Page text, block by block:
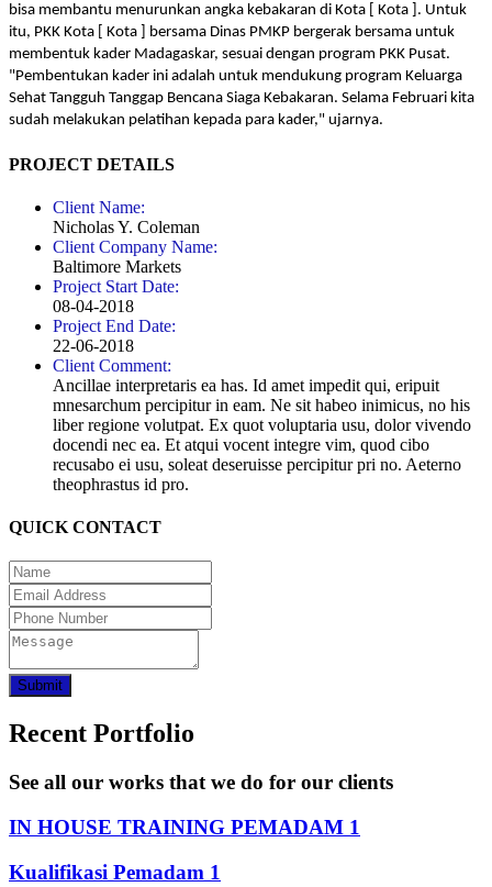
bisa membantu menurunkan angka kebakaran di Kota [ Kota ]. Untuk
itu, PKK Kota [ Kota ] bersama Dinas PMKP bergerak bersama untuk
membentuk kader Madagaskar, sesuai dengan program PKK Pusat.
"Pembentukan kader ini adalah untuk mendukung program Keluarga
Sehat Tangguh Tanggap Bencana Siaga Kebakaran. Selama Februari kita
sudah melakukan pelatihan kepada para kader," ujarnya.
PROJECT DETAILS
Client Name:
Nicholas Y. Coleman
Client Company Name:
Baltimore Markets
Project Start Date:
08-04-2018
Project End Date:
22-06-2018
Client Comment:
Ancillae interpretaris ea has. Id amet impedit qui, eripuit
mnesarchum percipitur in eam. Ne sit habeo inimicus, no his
liber regione volutpat. Ex quot voluptaria usu, dolor vivendo
docendi nec ea. Et atqui vocent integre vim, quod cibo
recusabo ei usu, soleat deseruisse percipitur pri no. Aeterno
theophrastus id pro.
QUICK CONTACT
Submit
Recent Portfolio
See all our works that we do for our clients
IN HOUSE TRAINING PEMADAM 1
Kualifikasi Pemadam 1